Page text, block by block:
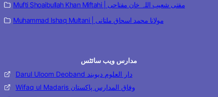
Mufti Shoaibullah Khan Miftahi | مفتی شعیب اللہ خان مفتاحی
Muhammad Ishaq Multani | مولانا محمد اسحاق ملتانی
مدارس ویب سائٹس
Darul Uloom Deoband دار العلوم دیوبند
Wifaq ul Madaris وفاق المدارس پاکستان